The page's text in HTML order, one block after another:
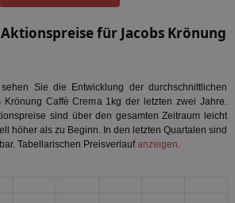
für Jacobs Krönung
Sie die Entwicklung der durchschnittlichen
Krönung Caffè Crema 1kg der letzten zwei Jahre.
sind über den gesamten Zeitraum leicht
höher als zu Beginn. In den letzten Quartalen sind
Tabellarischen Preisverlaufanzeigen.